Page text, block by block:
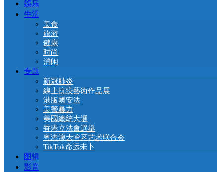
娛乐
生活
美食
旅游
健康
时尚
消闲
专题
新冠肺炎
線上抗疫藝術作品展
港版國安法
美警暴力
美國總統大選
香港立法會選舉
粤港澳大湾区艺术联合会
TikTok命运未卜
图辑
影音